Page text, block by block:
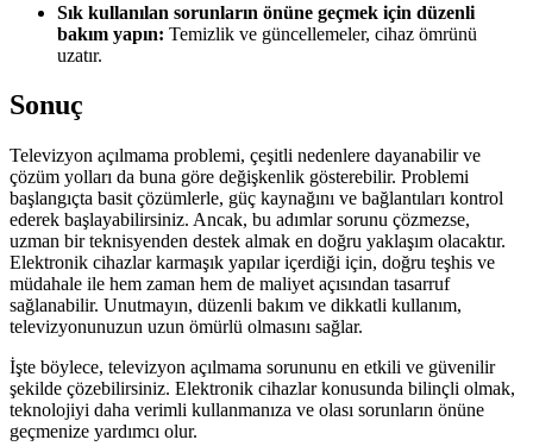
Sık kullanılan sorunların önüne geçmek için düzenli
bakım yapın: Temizlik ve güncellemeler, cihaz ömrünü
uzatır.
Sonuç
Televizyon açılmama problemi, çeşitli nedenlere dayanabilir ve
çözüm yolları da buna göre değişkenlik gösterebilir. Problemi
başlangıçta basit çözümlerle, güç kaynağını ve bağlantıları kontrol
ederek başlayabilirsiniz. Ancak, bu adımlar sorunu çözmezse,
uzman bir teknisyenden destek almak en doğru yaklaşım olacaktır.
Elektronik cihazlar karmaşık yapılar içerdiği için, doğru teşhis ve
müdahale ile hem zaman hem de maliyet açısından tasarruf
sağlanabilir. Unutmayın, düzenli bakım ve dikkatli kullanım,
televizyonunuzun uzun ömürlü olmasını sağlar.
İşte böylece, televizyon açılmama sorununu en etkili ve güvenilir
şekilde çözebilirsiniz. Elektronik cihazlar konusunda bilinçli olmak,
teknolojiyi daha verimli kullanmanıza ve olası sorunların önüne
geçmenize yardımcı olur.